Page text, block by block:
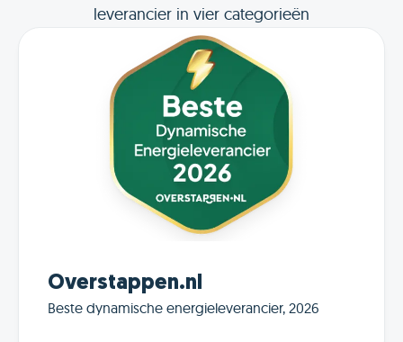
leverancier in vier categorieën
Overstappen.nl
Beste dynamische energieleverancier, 2026